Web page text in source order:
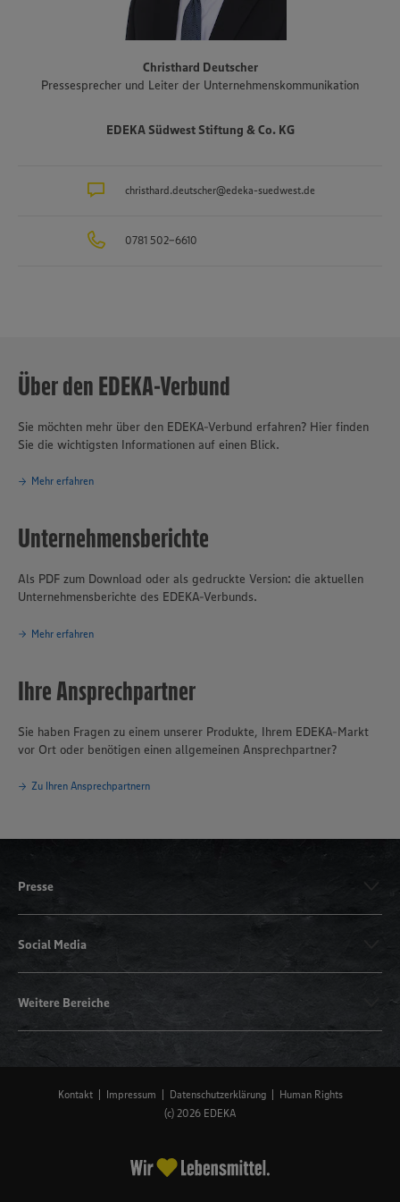
zusammen. Eine Auswahl an Partnerbetrieben der regionalen
Landwirtschaft im Überblick gibt es unter
Unternehmensverbund, inklusive des selbständigen Einzelhandels,
ist mit rund 47.000 Mitarbeitenden, darunter etwa 3.400
Arbeitgeber und Ausbilder in der Region. Insgesamt etwa 10.000
Mitarbeitende arbeiten an den Bedientheken für Fleisch und Wurst
Christhard Deutscher
Pressesprecher und Leiter der Unternehmenskommunikation
EDEKA Südwest Stiftung & Co. KG
christhard.deutscher@edeka-suedwest.de
0781 502-6610
Über den EDEKA-Verbund
Sie möchten mehr über den EDEKA-Verbund erfahren? Hier finden
Sie die wichtigsten Informationen auf einen Blick.
Mehr erfahren
Unternehmensberichte
Als PDF zum Download oder als gedruckte Version: die aktuellen
Unternehmensberichte des EDEKA-Verbunds.
Mehr erfahren
Ihre Ansprechpartner
Sie haben Fragen zu einem unserer Produkte, Ihrem EDEKA-Markt
vor Ort oder benötigen einen allgemeinen Ansprechpartner?
Zu Ihren Ansprechpartnern
Presse
Social Media
Weitere Bereiche
Kontakt Impressum Datenschutzerklärung
Human Rights
(c) 2026 EDEKA